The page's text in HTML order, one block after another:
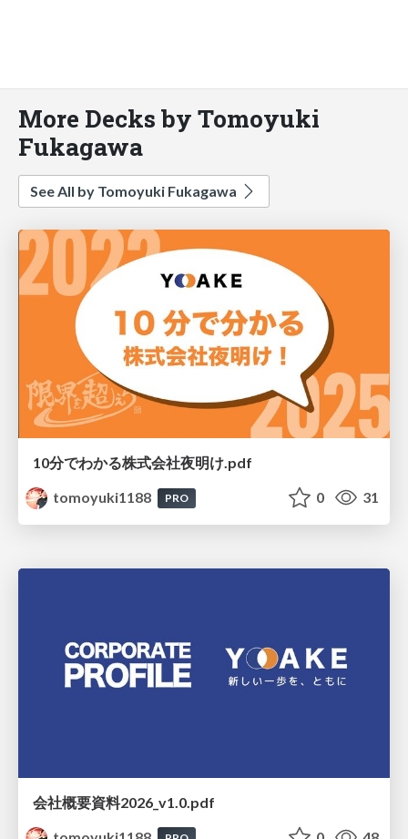
More Decks by Tomoyuki
Fukagawa
See All by Tomoyuki Fukagawa
10分でわかる株式会社夜明け.pdf
tomoyuki1188
PRO 0 31
会社概要資料2026_v1.0.pdf